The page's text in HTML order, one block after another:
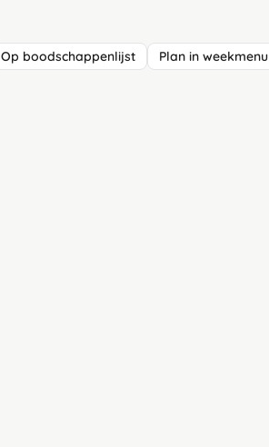
Op boodschappenlijst Plan in weekmenu